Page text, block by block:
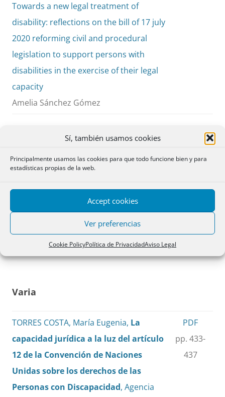
Sí, también usamos cookies
Principalmente usamos las cookies para que todo funcione bien y para
estadísticas propias de la web.
Accept cookies
Ver preferencias
Cookie PolicyPolítica de PrivacidadAviso Legal
Towards a new legal treatment of
disability: reflections on the bill of 17 july
2020 reforming civil and procedural
legislation to support persons with
disabilities in the exercise of their legal
capacity
Amelia Sánchez Gómez
Cuestiones
Reinterpretación del concepto
«circulación de vehículo» en el seguro
de circulación de vehículos a motor
José Miguel Pérez Fernández
PDF
Varia
TORRES COSTA, María Eugenia, La
capacidad jurídica a la luz del artículo
12 de la Convención de Naciones
Unidas sobre los derechos de las
Personas con Discapacidad, Agencia
PDF
pp. 433-
437